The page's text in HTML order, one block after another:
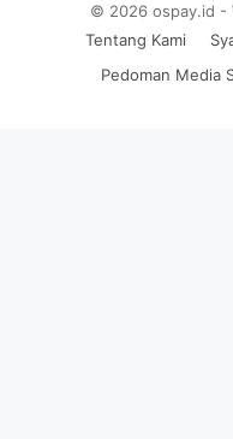
Tentang Kami
Pedoman Media
© 2026 ospay.id -